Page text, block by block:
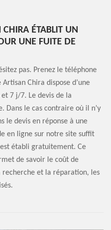
CHIRA ÉTABLIT UN
UNE FUITE DE
pas. Prenez le téléphone
Chira dispose d’une
7 j/7. Le devis de la
Dans le cas contraire où il n’y
le devis en réponse à une
en ligne sur notre site suffit
établi gratuitement. Ce
de savoir le coût de
recherche et la réparation, les